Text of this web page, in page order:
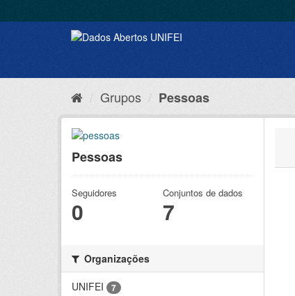
Grupos Pessoas
Pessoas
Seguidores
0
Conjuntos de dados
7
Organizações
UNIFEI
7